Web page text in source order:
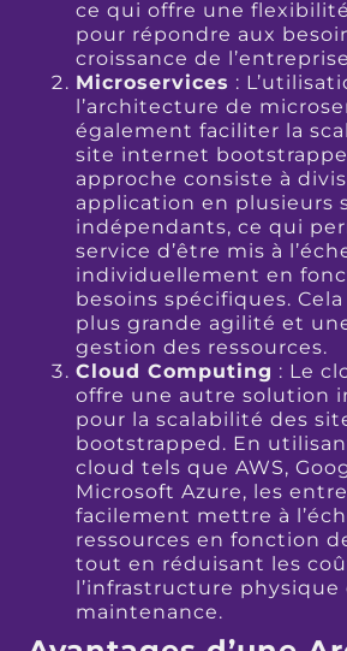
ce qui offre une
pour répondre aux
croissance de
Microservices :
l’architecture de
également faciliter la
site internet
approche consiste à
application en plusieurs
indépendants, ce qui
service d’être mis à
individuellement en
besoins spécifiques.
plus grande agilité et
gestion des ressources.
Cloud Computing : Le
offre une autre solution
pour la scalabilité des
bootstrapped. En
cloud tels que AWS,
Microsoft Azure, les
facilement mettre à
ressources en fonction
tout en réduisant les
l’infrastructure physique
maintenance.